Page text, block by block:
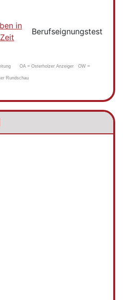
in
Berufseignungstest
OA = Osterholzer Anzeiger OW =
Rundschau